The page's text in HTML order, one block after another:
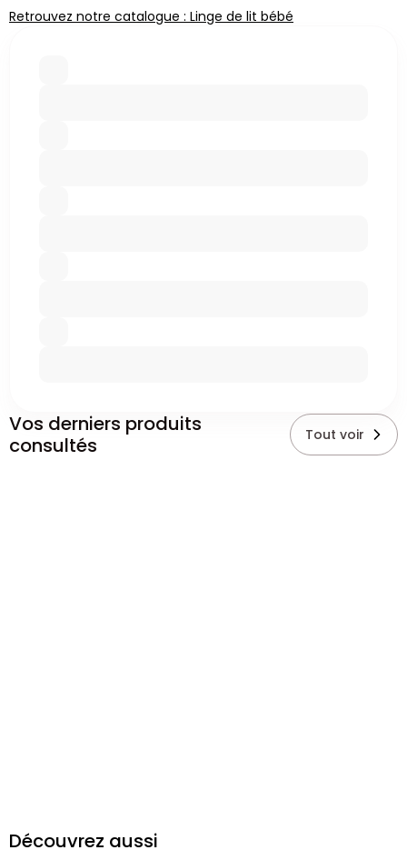
Retrouvez notre catalogue : Linge de lit bébé
Vos derniers produits
consultés
Tout voir
Découvrez aussi